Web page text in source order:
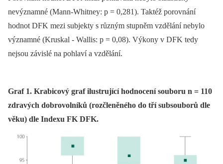
nevýznamné (Mann‑Whitney: p = 0,281). Taktéž porovnání
hodnot DFK mezi subjekty s různým stupněm vzdělání nebylo
významné (Kruskal ‑⁠ Wallis: p = 0,08). Výkony v DFK tedy
nejsou závislé na pohlaví a vzdělání.
Graf 1. Krabicový graf ilustrující hodnocení souboru n = 110
zdravých dobrovolníků (rozčleněného do tří subsouborů dle
věku) dle Indexu FK DFK.